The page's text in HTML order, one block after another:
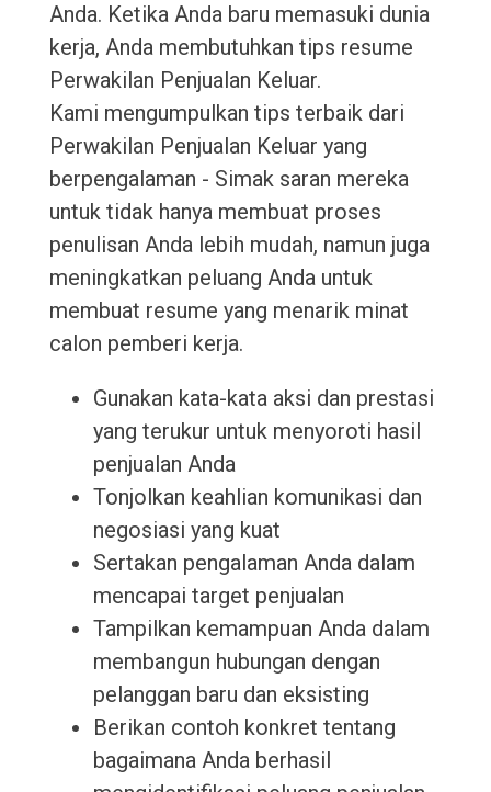
Anda. Ketika Anda baru memasuki dunia
kerja, Anda membutuhkan tips resume
Perwakilan Penjualan Keluar.
Kami mengumpulkan tips terbaik dari
Perwakilan Penjualan Keluar yang
berpengalaman - Simak saran mereka
untuk tidak hanya membuat proses
penulisan Anda lebih mudah, namun juga
meningkatkan peluang Anda untuk
membuat resume yang menarik minat
calon pemberi kerja.
Gunakan kata-kata aksi dan prestasi
yang terukur untuk menyoroti hasil
penjualan Anda
Tonjolkan keahlian komunikasi dan
negosiasi yang kuat
Sertakan pengalaman Anda dalam
mencapai target penjualan
Tampilkan kemampuan Anda dalam
membangun hubungan dengan
pelanggan baru dan eksisting
Berikan contoh konkret tentang
bagaimana Anda berhasil